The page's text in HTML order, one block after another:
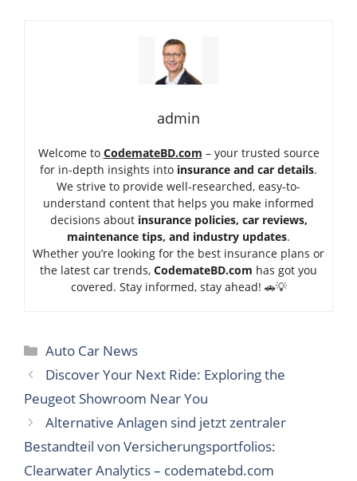
admin
Welcome to CodemateBD.com – your trusted source
for in-depth insights into insurance and car details.
We strive to provide well-researched, easy-to-
understand content that helps you make informed
decisions about insurance policies, car reviews,
maintenance tips, and industry updates.
Whether you’re looking for the best insurance plans or
the latest car trends, CodemateBD.com has got you
covered. Stay informed, stay ahead! 🚗💡
Categories
Auto Car News
Discover Your Next Ride: Exploring the
Peugeot Showroom Near You
Alternative Anlagen sind jetzt zentraler
Bestandteil von Versicherungsportfolios:
Clearwater Analytics – codematebd.com